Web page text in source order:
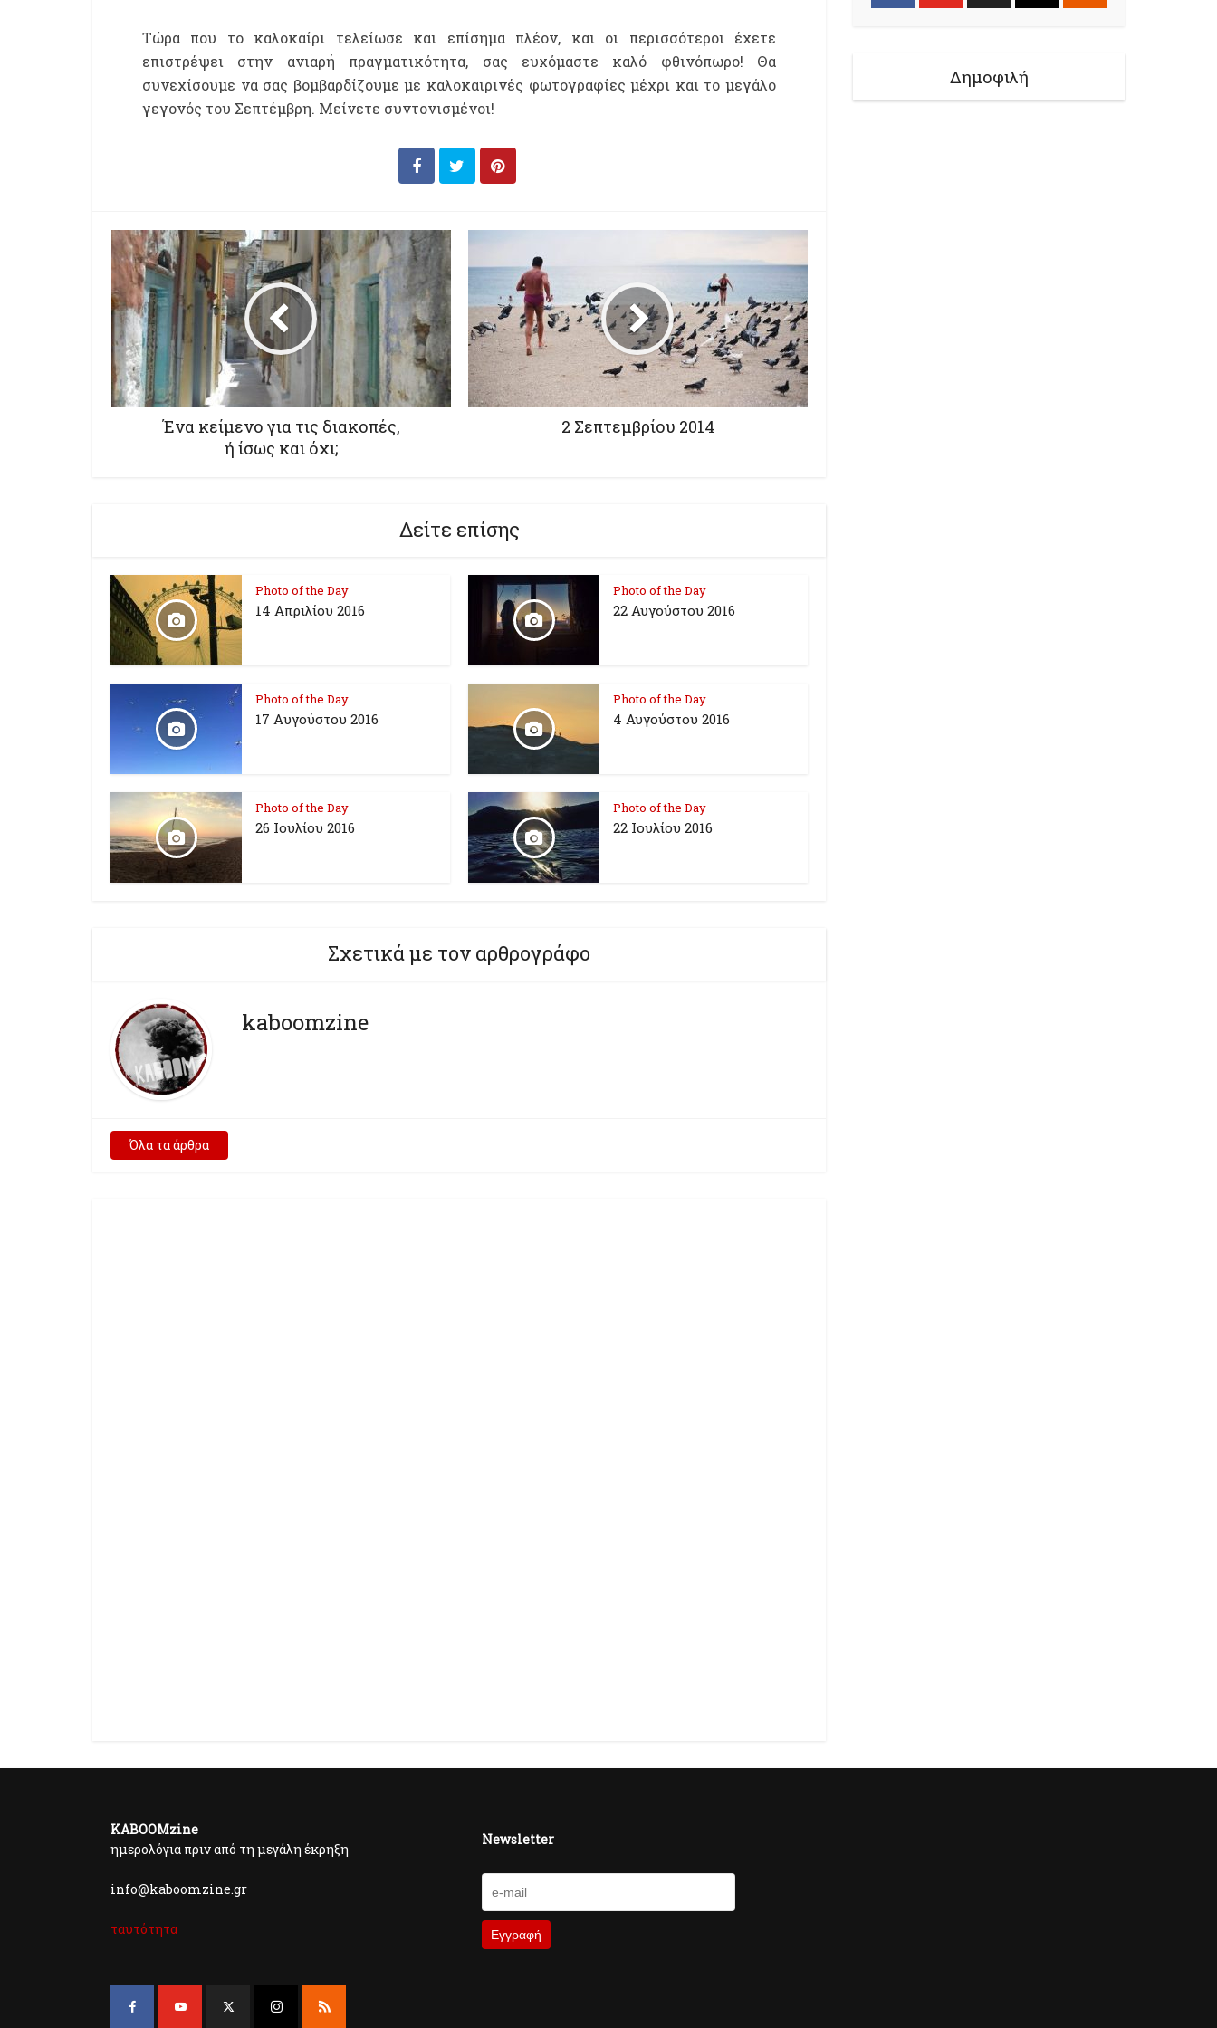
Τώρα που το καλοκαίρι τελείωσε και επίσημα πλέον, και οι περισσότεροι έχετε
επιστρέψει στην ανιαρή πραγματικότητα, σας ευχόμαστε καλό φθινόπωρο! Θα
συνεχίσουμε να σας βομβαρδίζουμε με καλοκαιρινές φωτογραφίες μέχρι και το μεγάλο
γεγονός του Σεπτέμβρη. Μείνετε συντονισμένοι!
Ένα κείμενο για τις διακοπές,
ή ίσως και όχι;
2 Σεπτεμβρίου 2014
Δείτε επίσης
Photo of the Day
14 Απριλίου 2016
Photo of the Day
22 Αυγούστου 2016
Photo of the Day
17 Aυγούστου 2016
Photo of the Day
4 Αυγούστου 2016
Photo of the Day
26 Ioυλίου 2016
Photo of the Day
22 Ιουλίου 2016
Σχετικά με τον αρθρογράφο
kaboomzine
Όλα τα άρθρα
Δημοφιλή
KABOOMzine
ημερολόγια πριν από τη μεγάλη έκρηξη
info@kaboomzine.gr
ταυτότητα
Newsletter